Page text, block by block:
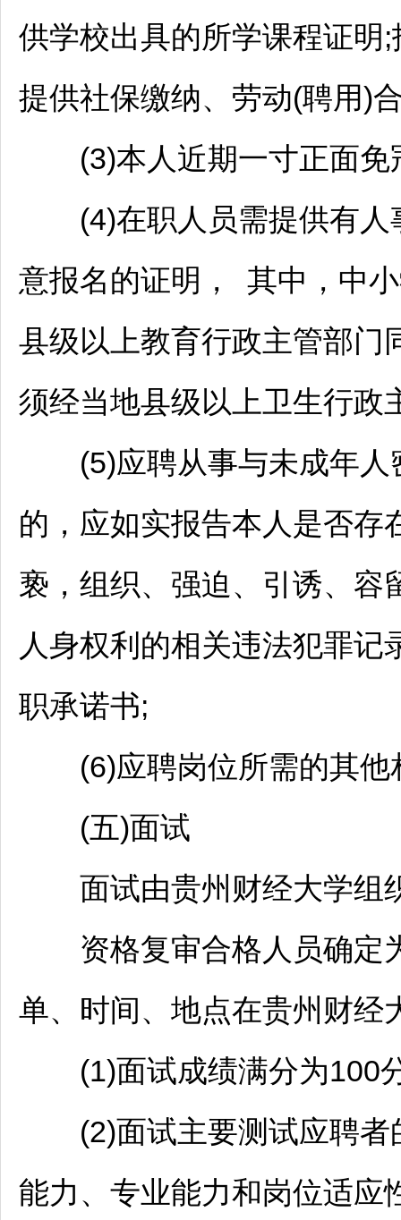
供学校出具的所学课程证明
提供社保缴纳、劳动(聘用)
(3)本人近期一寸正面免
(4)在职人员需提供有人
意报名的证明， 其中，中
县级以上教育行政主管部门
须经当地县级以上卫生行政
(5)应聘从事与未成年人
的，应如实报告本人是否存
亵，组织、强迫、引诱、容
人身权利的相关违法犯罪
职承诺书;
(6)应聘岗位所需的其他
(五)面试
面试由贵州财经大学组
资格复审合格人员确定
单、时间、地点在贵州财经
(1)面试成绩满分为100
(2)面试主要测试应聘者
能力、专业能力和岗位适应